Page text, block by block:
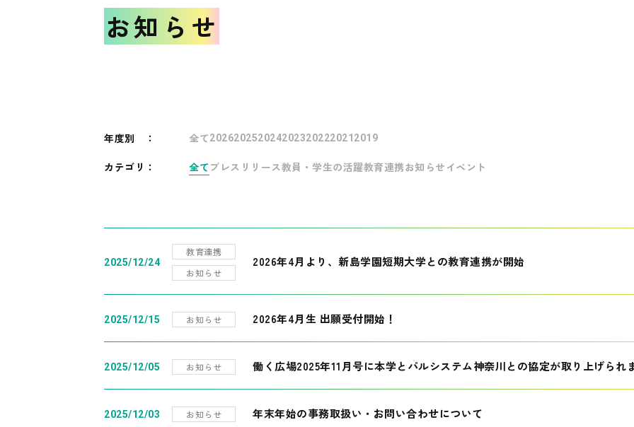
お知らせ
年度別 ： 全て202620252024202320222021 2019
カテゴリ： 全て プレスリリース教員・学生の活躍教育連携お知らせ イベント
2025/12/24
教育連携
お知らせ
2026年4月より、新島学園短期大学との教育連携が開始
2025/12/15 お知らせ 2026年4月生 出願受付開始！
2025/12/05 お知らせ 働く広場2025年11月号に本学とパルシステム神奈川との協定が取り上げられ
2025/12/03 お知らせ 年末年始の事務取扱い・お問い合わせについて